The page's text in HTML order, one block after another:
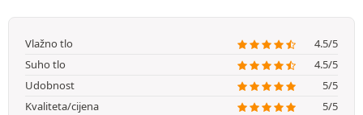
Vlažno tlo
4.5/5
Suho tlo
4.5/5
Udobnost
5/5
Kvaliteta/cijena
5/5